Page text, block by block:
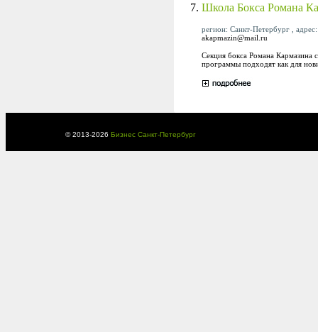
7. Школа Бокса Романа
регион: Санкт-Петербург ,
akapmazin@mail.ru
Секция бокса Романа Кармазина
программы подходят как для
© 2013-2026 Бизнес Санкт-Петербург